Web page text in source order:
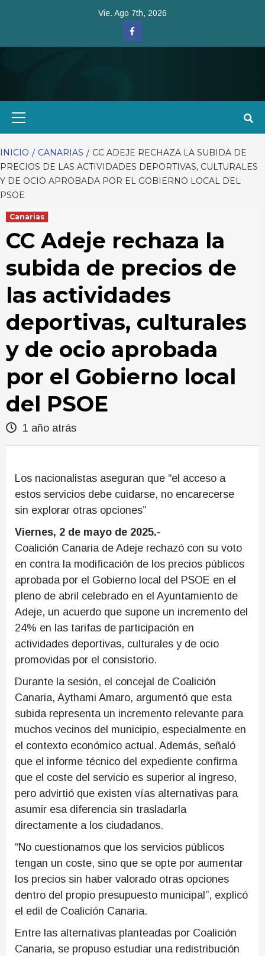
Vie. Ago 7th, 2026
Facebook
INICIO CANARIAS
CC ADEJE RECHAZA LA SUBIDA DE
PRECIOS DE LAS ACTIVIDADES DEPORTIVAS, CULTURALES
Y DE OCIO APROBADA POR EL GOBIERNO LOCAL DEL
PSOE
Canarias
CC Adeje rechaza la
subida de precios de
las actividades
deportivas, culturales
y de ocio aprobada
por el Gobierno local
del PSOE
1 año atrás
Los nacionalistas aseguran que “el acceso a
estos servicios debe cuidarse, no encarecerse
sin explorar otras opciones”
Viernes, 2 de mayo de 2025.-
Coalición Canaria de Adeje rechazó con su voto
en contra la modificación de los precios públicos
aprobada por el Gobierno local del PSOE en el
pleno de abril celebrado en el Ayuntamiento de
Adeje, un acuerdo que supone un incremento del
24% en las tarifas de participación en
actividades deportivas, culturales y de ocio
promovidas por el consistorio.
Durante la sesión, el concejal de Coalición
Canaria, Aythami Amaro, argumentó que esta
subida representa un incremento relevante para
muchos vecinos del municipio, especialmente en
el contexto económico actual. Además, señaló
que el informe técnico del expediente confirma
que el coste del servicio es superior al ingreso,
pero advirtió que existen vías alternativas para
asumir esa diferencia sin trasladarla
directamente a los ciudadanos.
“No cuestionamos que los servicios públicos
tengan un coste, sino que se opte por aumentar
los precios sin haber valorado otras opciones
dentro del propio presupuesto municipal”, explicó
el edil de Coalición Canaria.
Entre las alternativas planteadas por Coalición
Canaria, se propuso estudiar una redistribución